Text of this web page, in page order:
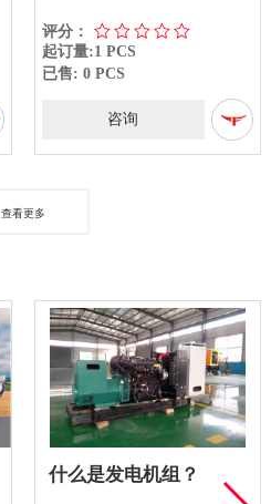
评分：
起订量:1 PCS
已售: 0 PCS
咨询
查看更多
什么是发电机组？